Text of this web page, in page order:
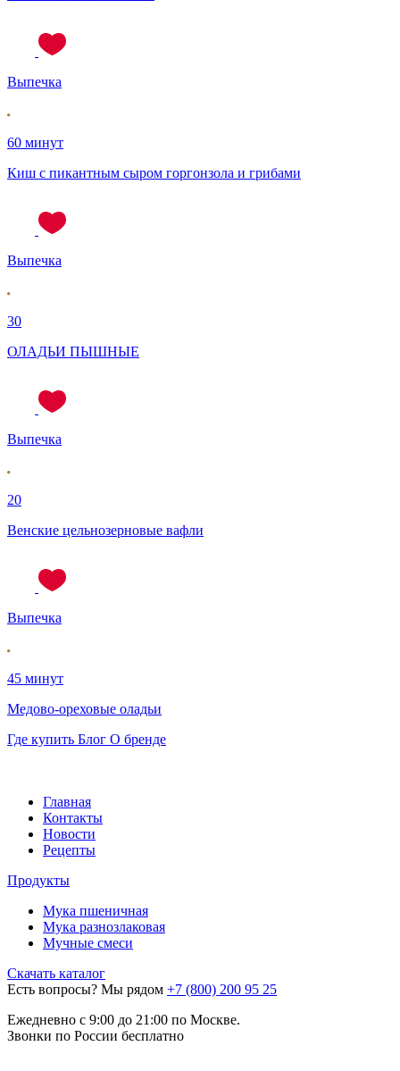
Выпечка
60 минут
Киш с пикантным сыром горгонзола и грибами
Выпечка
30
ОЛАДЬИ ПЫШНЫЕ
Выпечка
20
Венские цельнозерновые вафли
Выпечка
45 минут
Медово-ореховые оладьи
Где купить Блог О бренде
Главная
Контакты
Новости
Рецепты
Продукты
Мука пшеничная
Мука разнозлаковая
Мучные смеси
Скачать каталог
Есть вопросы? Мы рядом +7 (800) 200 95 25
Eжедневно с 9:00 до 21:00 по Москве.
Звонки по России бесплатно